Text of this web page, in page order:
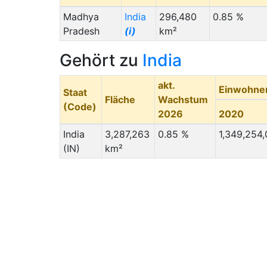
Madhya
Pradesh
India
(i)
296,480
km²
0.85 %
Gehört zu India
Staat
(Code)
Fläche
akt.
Wachstum
2026
2020
India
(IN)
3,287,263
km²
0.85 %